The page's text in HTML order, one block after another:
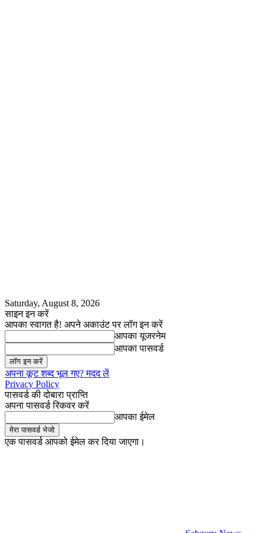
Saturday, August 8, 2026
साइन इन करें
आपका स्वागत है! अपने अकाउंट पर लॉग इन करें
आपका यूजरनेम
आपका पासवर्ड
अपना कूट शब्द भूल गए? मदद लें
Privacy Policy
पासवर्ड की दोबारा प्राप्ति
अपना पासवर्ड रिकवर करें
आपका ईमेल
एक पासवर्ड आपको ईमेल कर दिया जाएगा।